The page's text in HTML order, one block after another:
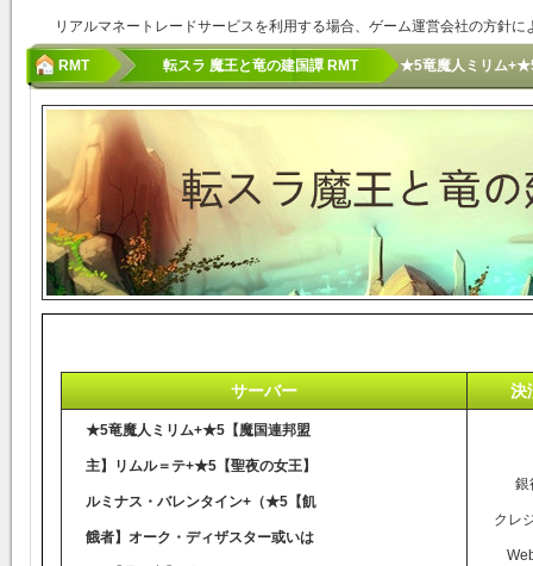
リアルマネートレードサービスを利用する場合、ゲーム運営会社の方針
RMT 転スラ 魔王と竜の建国譚 RMT ★5竜魔人ミリム
サーバー 決
★5竜魔人ミリム+★5【魔国連邦盟
主】リムル＝テ+★5【聖夜の女王】
ルミナス・バレンタイン+（★5【飢
餓者】オーク・ディザスター或いは
銀
クレ